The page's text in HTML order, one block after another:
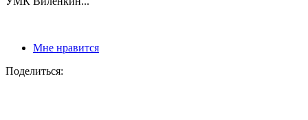
Мне нравится
Поделиться: